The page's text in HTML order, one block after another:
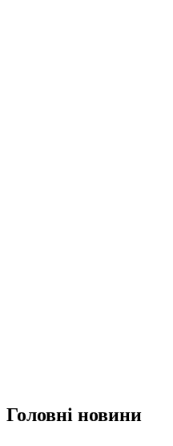
Головні новини